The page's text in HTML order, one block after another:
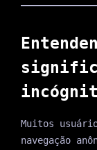
Muitos
navegação